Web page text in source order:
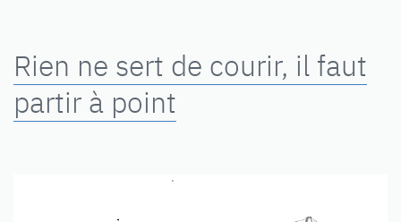
Rien ne sert de courir, il faut
partir à point